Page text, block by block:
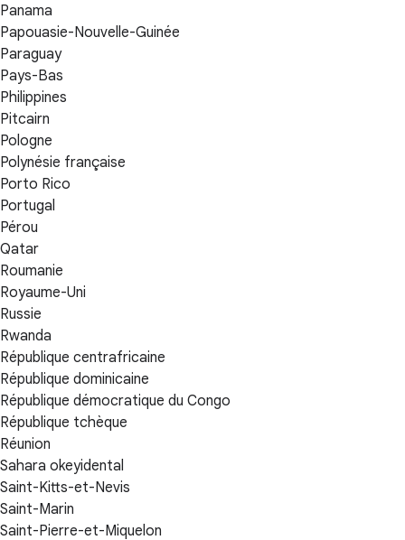
Panama
Papouasie-Nouvelle-Guinée
Paraguay
Pays-Bas
Philippines
Pitcairn
Pologne
Polynésie française
Porto Rico
Portugal
Pérou
Qatar
Roumanie
Royaume-Uni
Russie
Rwanda
République centrafricaine
République dominicaine
République démocratique du Congo
République tchèque
Réunion
Sahara okeyidental
Saint-Kitts-et-Nevis
Saint-Marin
Saint-Pierre-et-Miquelon